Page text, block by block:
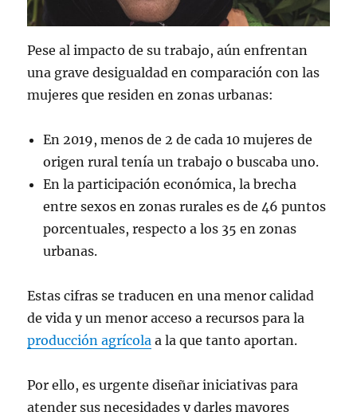
Pese al impacto de su trabajo, aún enfrentan
una grave desigualdad en comparación con las
mujeres que residen en zonas urbanas:
En 2019, menos de 2 de cada 10 mujeres de
origen rural tenía un trabajo o buscaba uno.
En la participación económica, la brecha
entre sexos en zonas rurales es de 46 puntos
porcentuales, respecto a los 35 en zonas
urbanas.
Estas cifras se traducen en una menor calidad
de vida y un menor acceso a recursos para la
producción agrícola a la que tanto aportan.
Por ello, es urgente diseñar iniciativas para
atender sus necesidades y darles mayores